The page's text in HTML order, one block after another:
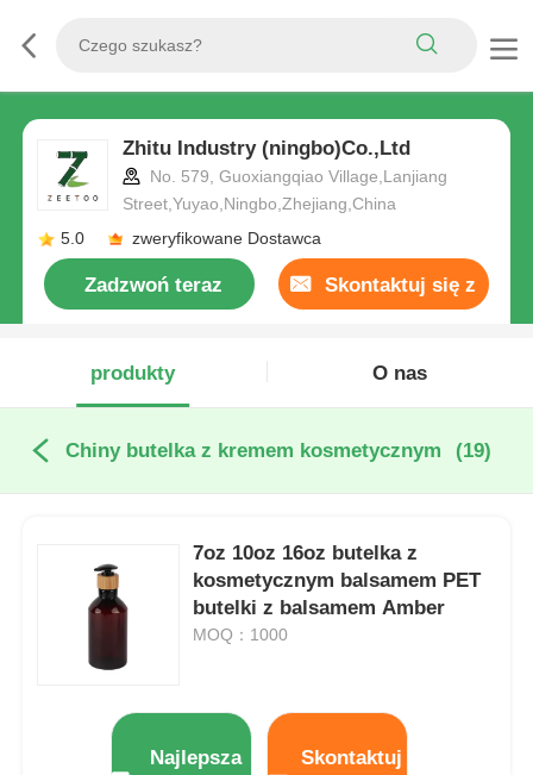
Zhitu Industry (ningbo)Co.,Ltd
No. 579, Guoxiangqiao Village,Lanjiang
Street,Yuyao,Ningbo,Zhejiang,China
5.0
zweryfikowane Dostawca
Zadzwoń teraz Skontaktuj się z
produkty
O nas
Chiny butelka z kremem kosmetycznym (19)
7oz 10oz 16oz butelka z
kosmetycznym balsamem PET
butelki z balsamem Amber
MOQ：1000
Najlepsza Skontaktuj